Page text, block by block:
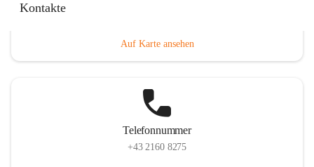
Kontakte
Auf Karte ansehen
Telefonnummer
+43 2160 8275